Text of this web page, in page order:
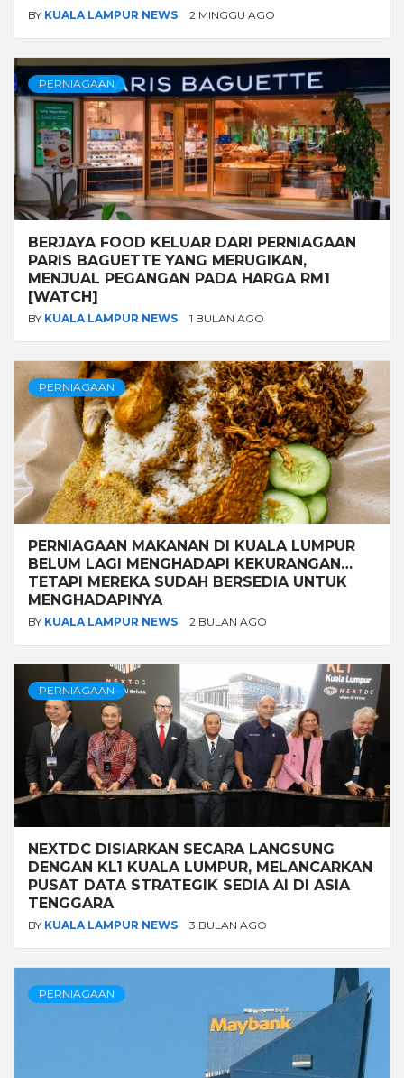
BY KUALA LAMPUR NEWS 2 MINGGU AGO
PERNIAGAAN
BERJAYA FOOD KELUAR DARI PERNIAGAAN
PARIS BAGUETTE YANG MERUGIKAN,
MENJUAL PEGANGAN PADA HARGA RM1
[WATCH]
BY KUALA LAMPUR NEWS 1 BULAN AGO
PERNIAGAAN
PERNIAGAAN MAKANAN DI KUALA LUMPUR
BELUM LAGI MENGHADAPI KEKURANGAN…
TETAPI MEREKA SUDAH BERSEDIA UNTUK
MENGHADAPINYA
BY KUALA LAMPUR NEWS 2 BULAN AGO
PERNIAGAAN
NEXTDC DISIARKAN SECARA LANGSUNG
DENGAN KL1 KUALA LUMPUR, MELANCARKAN
PUSAT DATA STRATEGIK SEDIA AI DI ASIA
TENGGARA
BY KUALA LAMPUR NEWS 3 BULAN AGO
PERNIAGAAN